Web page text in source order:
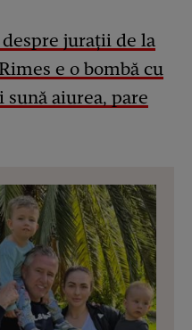
despre jurații de la
e o bombă cu
sună aiurea, pare